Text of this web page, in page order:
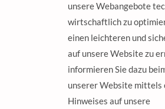
unsere Webangebote
wirtschaftlich zu
einen leichteren und
auf unsere Website zu
informieren Sie dazu
unserer Website mittels
Hinweises auf unsere